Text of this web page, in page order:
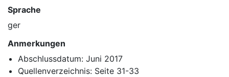
Sprache
ger
Anmerkungen
Abschlussdatum: Juni 2017
Quellenverzeichnis: Seite 31-33